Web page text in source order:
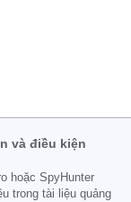
và điều kiện
hoặc SpyHunter
trong tài liệu quảng